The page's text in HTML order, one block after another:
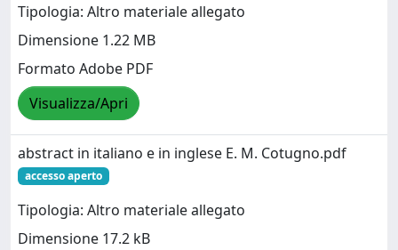
Tipologia: Altro materiale allegato
Dimensione 1.22 MB
Formato Adobe PDF
Visualizza/Apri
abstract in italiano e in inglese E. M. Cotugno.pdf
accesso aperto
Tipologia: Altro materiale allegato
Dimensione 17.2 kB